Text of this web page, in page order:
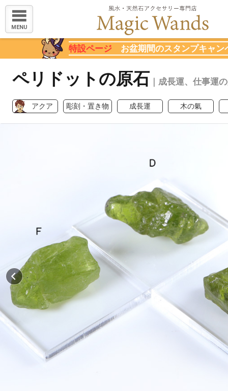
MENU
特設ページ お盆期間のスタンプキャン
ペリドットの原石 ｜成長運、仕事運
アクア 彫刻・置き物 成長運 木の氣